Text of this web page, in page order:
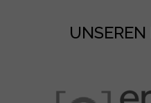
UNSEREN